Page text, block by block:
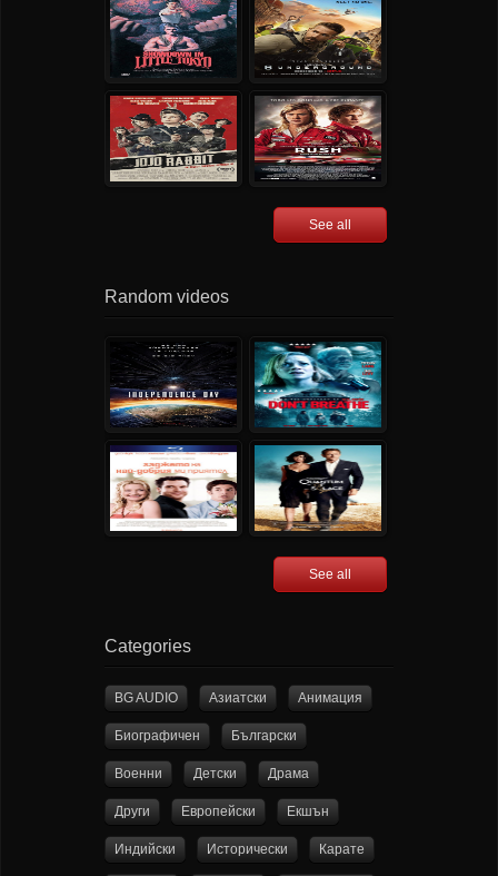
See all
Random videos
See all
Categories
BG AUDIO Азиатски Анимация
Биографичен Български
Военни Детски Драма
Други Европейски Екшън
Индийски Исторически Карате